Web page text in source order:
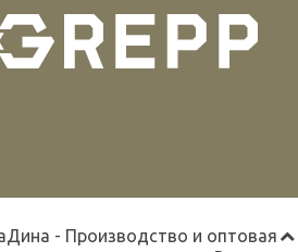
- Производство и оптовая